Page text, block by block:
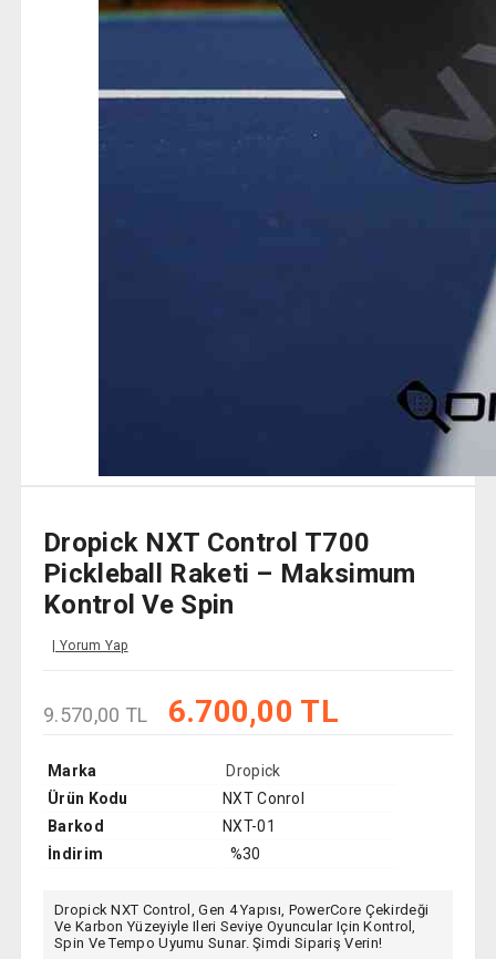
Dropick NXT Control T700
Pickleball Raketi – Maksimum
Kontrol Ve Spin
Yorum Yap
9.570,00 TL 6.700,00 TL
Marka
Dropick
Ürün Kodu
NXT Conrol
Barkod
NXT-01
İndirim
%30
Dropick NXT Control, Gen 4 Yapısı, PowerCore Çekirdeği
Ve Karbon Yüzeyiyle Ileri Seviye Oyuncular Için Kontrol,
Spin Ve Tempo Uyumu Sunar. Şimdi Sipariş Verin!